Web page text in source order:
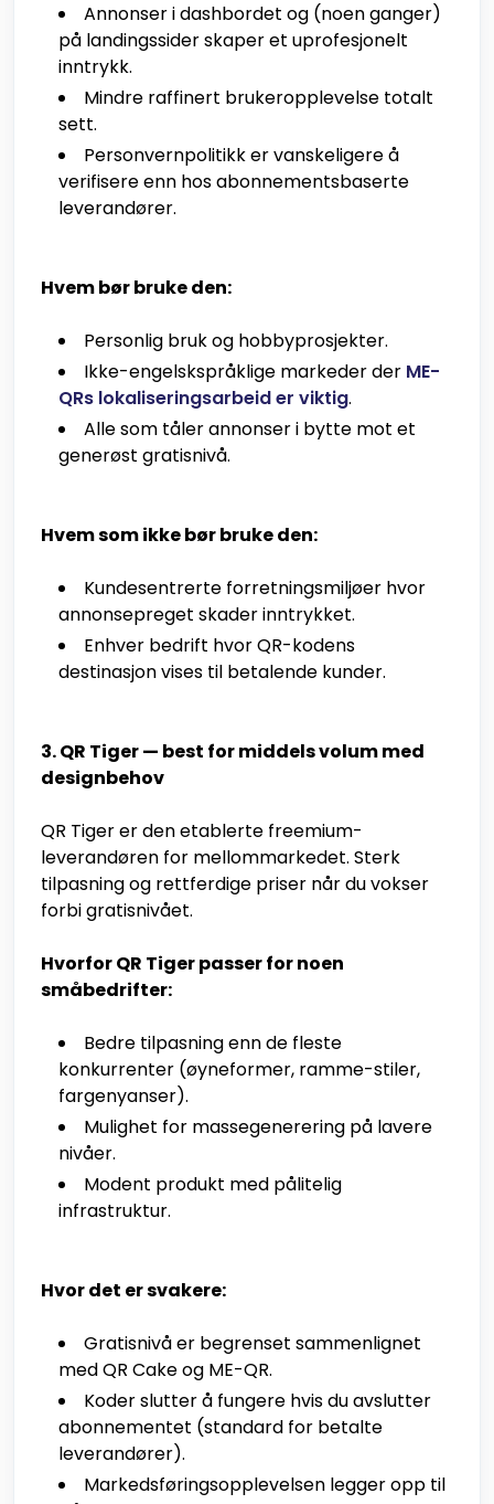
Annonser i dashbordet og (noen ganger)
på landingssider skaper et uprofesjonelt
inntrykk.
Mindre raffinert brukeropplevelse totalt
sett.
Personvernpolitikk er vanskeligere å
verifisere enn hos abonnementsbaserte
leverandører.
Hvem bør bruke den:
Personlig bruk og hobbyprosjekter.
Ikke-engelskspråklige markeder der ME-
QRs lokaliseringsarbeid er viktig.
Alle som tåler annonser i bytte mot et
generøst gratisnivå.
Hvem som ikke bør bruke den:
Kundesentrerte forretningsmiljøer hvor
annonsepreget skader inntrykket.
Enhver bedrift hvor QR-kodens
destinasjon vises til betalende kunder.
3. QR Tiger — best for middels volum med
designbehov
QR Tiger er den etablerte freemium-
leverandøren for mellommarkedet. Sterk
tilpasning og rettferdige priser når du vokser
forbi gratisnivået.
Hvorfor QR Tiger passer for noen
småbedrifter:
Bedre tilpasning enn de fleste
konkurrenter (øyneformer, ramme-stiler,
fargenyanser).
Mulighet for massegenerering på lavere
nivåer.
Modent produkt med pålitelig
infrastruktur.
Hvor det er svakere:
Gratisnivå er begrenset sammenlignet
med QR Cake og ME-QR.
Koder slutter å fungere hvis du avslutter
abonnementet (standard for betalte
leverandører).
Markedsføringsopplevelsen legger opp til